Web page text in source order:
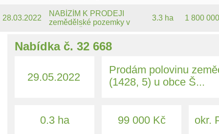
obec Radvanice, LV 564,
p.č. 110, výměra 4863
28.03.2022
NABÍZÍM K PRODEJI
zemědělské pozemky v
Želetava, okr. Třebíč.
Pouze jeden vlastník,
věcných břemen apod.
bez účasti RK aj.
3.3 ha 1 800
Nabídka č. 32 668
29.05.2022
Prodám polovinu
(1428, 5) u obce Š...
0.3 ha 99 000 Kč okr.